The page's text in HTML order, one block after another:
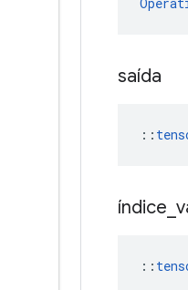
saída
::
índice
::